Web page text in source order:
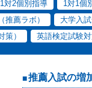
1対2個別指導 1対1個
薦ラボ）
大学入
策）
英語検定試験
推薦入試の増